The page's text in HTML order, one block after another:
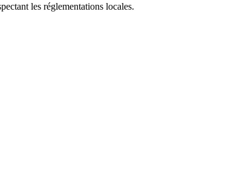
les réglementations locales.